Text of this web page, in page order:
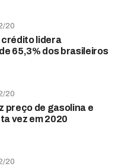
20
crédito lidera
65,3% dos brasileiros
20
preço de gasolina e
vez em 2020
20